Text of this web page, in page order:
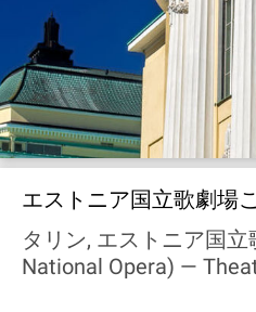
エストニア国立歌劇場
タリン, エストニア国
National Opera) —